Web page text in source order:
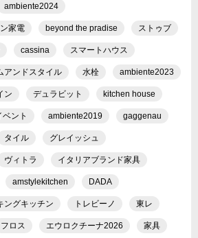
ambiente2024
家電 beyond the pradise ストゥブ
cassina スマートハウス
アンドスタイル 水栓 ambiente2023
ン デュラビット kitchen house
ント ambiente2019 gaggenau
タイル グレイッシュ
ヴィトラ イタリアブランド家具
amstylekitchen DADA
ングキッチン トレビーノ 東レ
フロス エウロクチーナ2026 家具